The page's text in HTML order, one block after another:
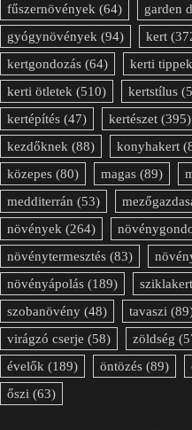
fűszernövények (64) garden
gyógynövények (94) kert
kertgondozás (64) kerti tippek
kerti ötletek (510) kertstílus
kertépítés (47) kertészet (395)
kezdőknek (88) konyhakert
közepes (80) magas (89)
medditerrán (53)
növények (264)
növénytermesztés (83)
növényápolás (189) sziklakert
szobanövény (48) tavaszi
virágzó cserje (58) zöldség
évelők (189) öntözés (89)
őszi (63)